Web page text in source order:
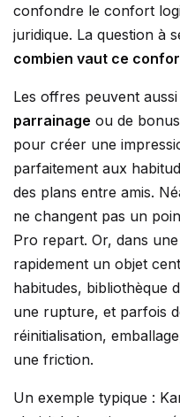
confondre le confort
juridique. La question à
combien vaut ce
Les offres peuvent
parrainage ou de
pour créer une
parfaitement aux
des plans entre amis.
ne changent pas un
Pro repart. Or, dans
rapidement un objet
habitudes, bibliothèque
une rupture, et parfois
réinitialisation,
une friction.
Un exemple typique :